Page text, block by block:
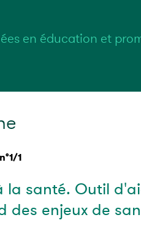
en éducation et
n°1/1
santé. Outil
des enjeux de